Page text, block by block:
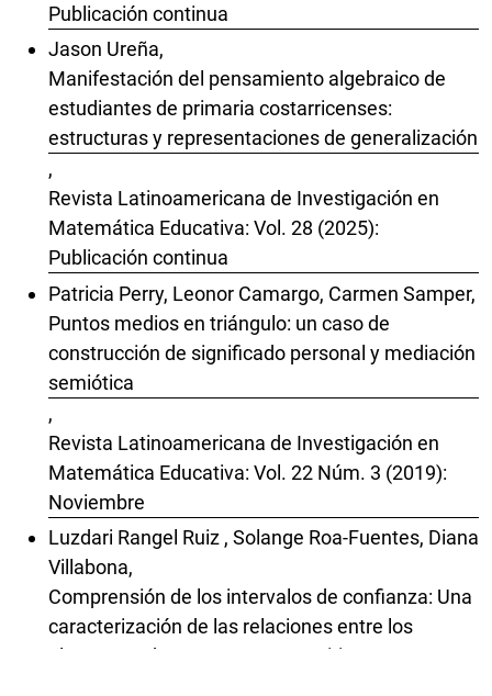
Publicación continua
Jason Ureña,
Manifestación del pensamiento algebraico de
estudiantes de primaria costarricenses:
estructuras y representaciones de generalización
,
Revista Latinoamericana de Investigación en
Matemática Educativa: Vol. 28 (2025):
Publicación continua
Patricia Perry, Leonor Camargo, Carmen Samper,
Puntos medios en triángulo: un caso de
construcción de significado personal y mediación
semiótica
,
Revista Latinoamericana de Investigación en
Matemática Educativa: Vol. 22 Núm. 3 (2019):
Noviembre
Luzdari Rangel Ruiz , Solange Roa-Fuentes, Diana
Villabona,
Comprensión de los intervalos de confianza: Una
caracterización de las relaciones entre los
elementos de su Esquema cognitivo